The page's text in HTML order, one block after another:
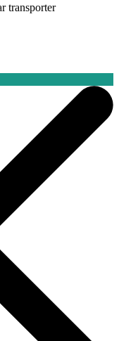
transporter